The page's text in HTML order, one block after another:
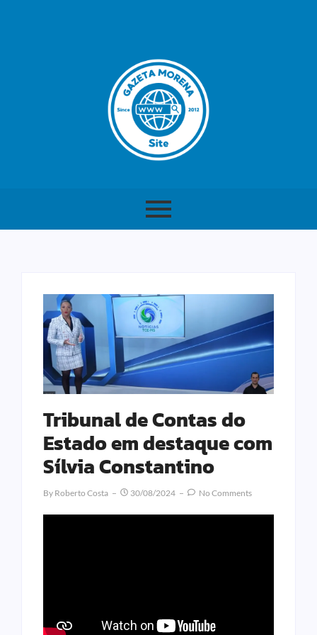
Tribunal de Contas do
Estado em destaque com
Sílvia Constantino
By Roberto Costa 30/08/2024 No Comments